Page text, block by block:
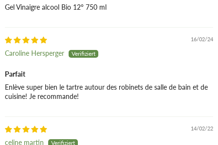
Gel Vinaigre alcool Bio 12° 750 ml
16/02/24
Caroline Hersperger
Parfait
Enlève super bien le tartre autour des robinets de salle de bain et de
cuisine! Je recommande!
14/02/22
celine martin